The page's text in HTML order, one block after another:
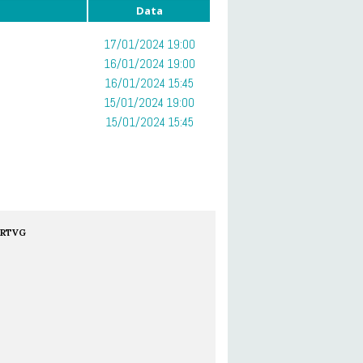
Data
17/01/2024 19:00
16/01/2024 19:00
16/01/2024 15:45
15/01/2024 19:00
15/01/2024 15:45